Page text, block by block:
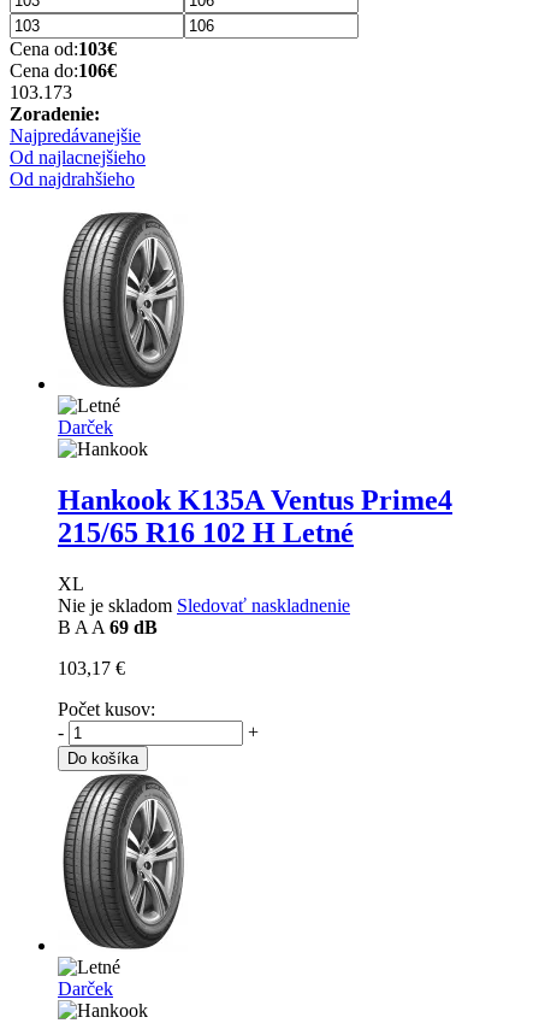
Cena od:103€
Cena do:106€
103.173
Zoradenie:
Najpredávanejšie
Od najlacnejšieho
Od najdrahšieho
Darček
Hankook K135A Ventus Prime4
215/65 R16 102 H Letné
XL
Nie je skladom Sledovať naskladnenie
B A A 69 dB
103,17 €
Počet kusov:
-
+
Do košíka
Darček